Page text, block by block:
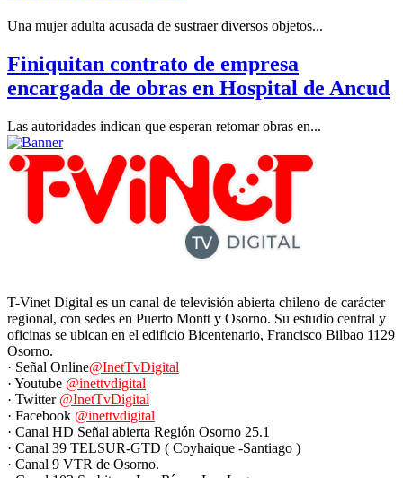
Una mujer adulta acusada de sustraer diversos objetos...
Finiquitan contrato de empresa
encargada de obras en Hospital de Ancud
Las autoridades indican que esperan retomar obras en...
T-Vinet Digital es un canal de televisión abierta chileno de carácter
regional, con sedes en Puerto Montt y Osorno. Su estudio central y
oficinas se ubican en el edificio Bicentenario, Francisco Bilbao 1129
Osorno.
· Señal Online@InetTvDigital
· Youtube @inettvdigital
· Twitter @InetTvDigital
· Facebook @inettvdigital
· Canal HD Señal abierta Región Osorno 25.1
· Canal 39 TELSUR-GTD ( Coyhaique -Santiago )
· Canal 9 VTR de Osorno.